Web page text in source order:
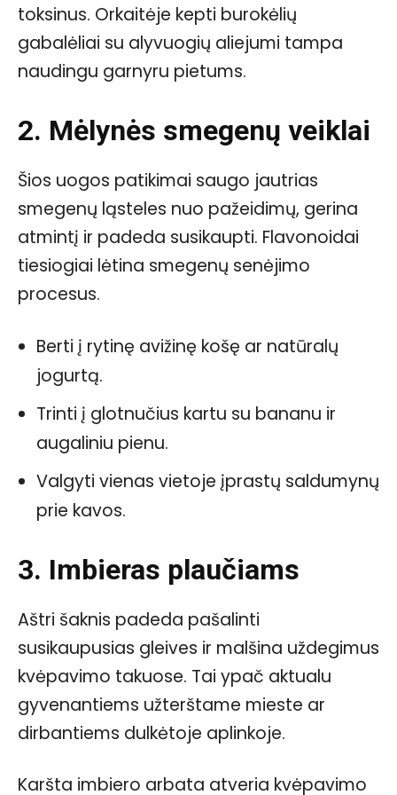
toksinus. Orkaitėje kepti burokėlių
gabalėliai su alyvuogių aliejumi tampa
naudingu garnyru pietums.
2. Mėlynės smegenų veiklai
Šios uogos patikimai saugo jautrias
smegenų ląsteles nuo pažeidimų, gerina
atmintį ir padeda susikaupti. Flavonoidai
tiesiogiai lėtina smegenų senėjimo
procesus.
Berti į rytinę avižinę košę ar natūralų
jogurtą.
Trinti į glotnučius kartu su bananu ir
augaliniu pienu.
Valgyti vienas vietoje įprastų saldumynų
prie kavos.
3. Imbieras plaučiams
Aštri šaknis padeda pašalinti
susikaupusias gleives ir malšina uždegimus
kvėpavimo takuose. Tai ypač aktualu
gyvenantiems užterštame mieste ar
dirbantiems dulkėtoje aplinkoje.
Karšta imbiero arbata atveria kvėpavimo